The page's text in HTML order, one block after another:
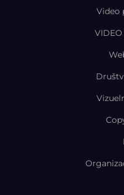
Video